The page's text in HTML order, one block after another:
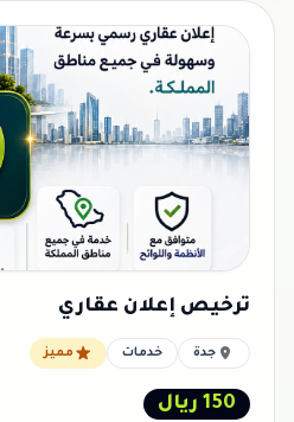
ترخيص إعلان عقاري
جدة خدمات مميز
150 ريال